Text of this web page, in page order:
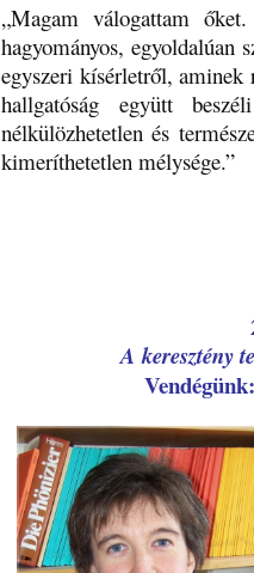
„Magam válogattam
hagyományos, egyoldalúan
egyszeri kísérletről, aminek
hallgatóság együtt
nélkülözhetetlen és
kimeríthetetlen mélysége.”
A keresztény